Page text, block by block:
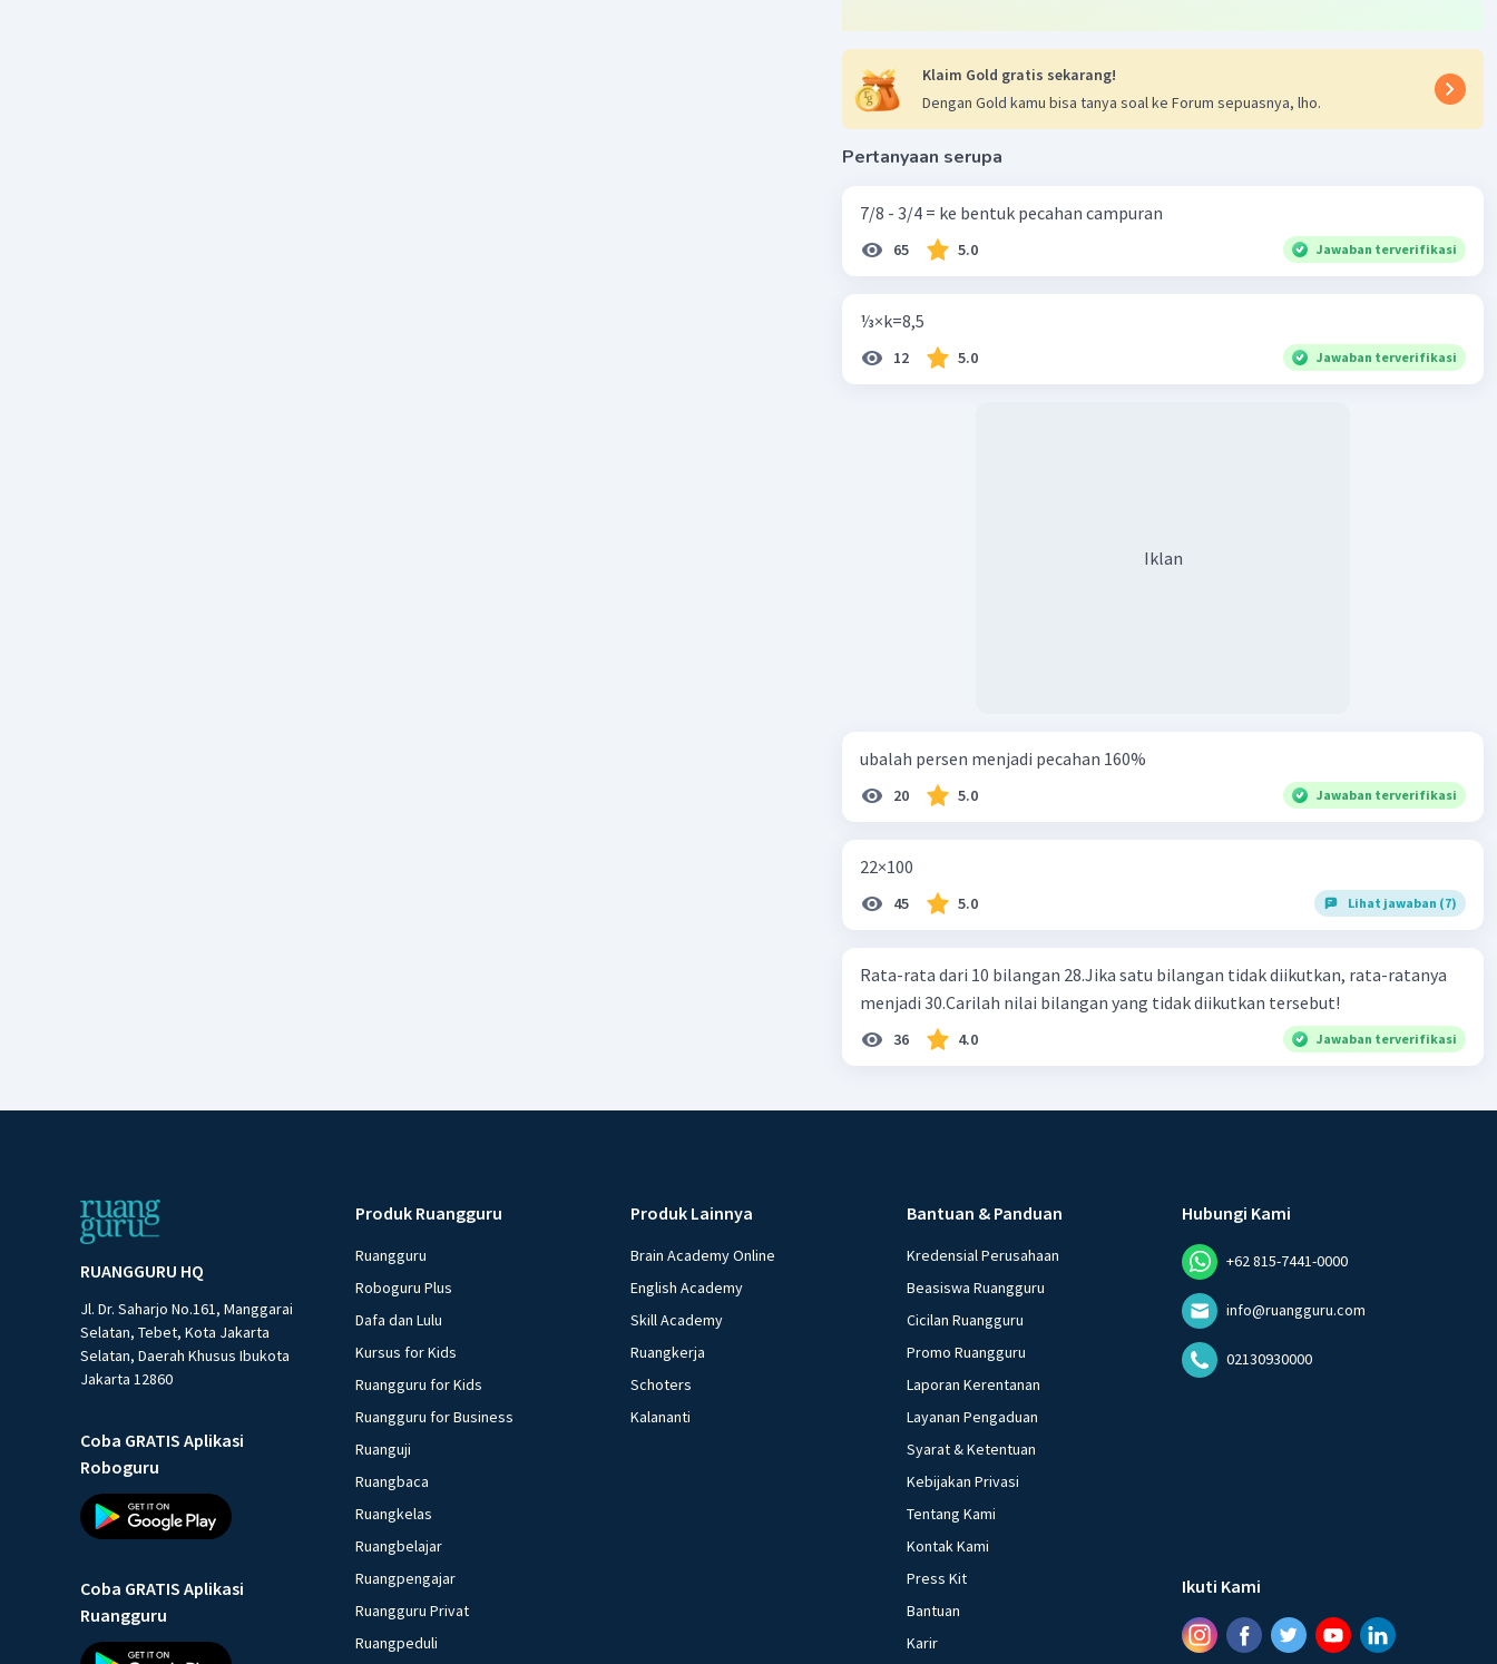
Klaim Gold gratis sekarang!
Dengan Gold kamu bisa tanya soal ke Forum sepuasnya, lho.
Pertanyaan serupa
7/8 - 3/4 = ke bentuk pecahan campuran
65 5.0 Jawaban terverifikasi
⅓×k=8,5
12 5.0 Jawaban terverifikasi
Iklan
ubalah persen menjadi pecahan 160%
20 5.0 Jawaban terverifikasi
22×100
45 5.0 Lihat jawaban (7)
Rata-rata dari 10 bilangan 28.Jika satu bilangan tidak diikutkan, rata-ratanya
menjadi 30.Carilah nilai bilangan yang tidak diikutkan tersebut!
36 4.0 Jawaban terverifikasi
RUANGGURU HQ
Jl. Dr. Saharjo No.161, Manggarai
Selatan, Tebet, Kota Jakarta
Selatan, Daerah Khusus Ibukota
Jakarta 12860
Coba GRATIS Aplikasi
Roboguru
Coba GRATIS Aplikasi
Ruangguru
Produk Ruangguru
Ruangguru
Roboguru Plus
Dafa dan Lulu
Kursus for Kids
Ruangguru for Kids
Ruangguru for Business
Ruanguji
Ruangbaca
Ruangkelas
Ruangbelajar
Ruangpengajar
Ruangguru Privat
Ruangpeduli
Produk Lainnya
Brain Academy Online
English Academy
Skill Academy
Ruangkerja
Schoters
Kalananti
Bantuan & Panduan
Kredensial Perusahaan
Beasiswa Ruangguru
Cicilan Ruangguru
Promo Ruangguru
Laporan Kerentanan
Layanan Pengaduan
Syarat & Ketentuan
Kebijakan Privasi
Tentang Kami
Kontak Kami
Press Kit
Bantuan
Karir
Hubungi Kami
+62 815-7441-0000
info@ruangguru.com
02130930000
Ikuti Kami